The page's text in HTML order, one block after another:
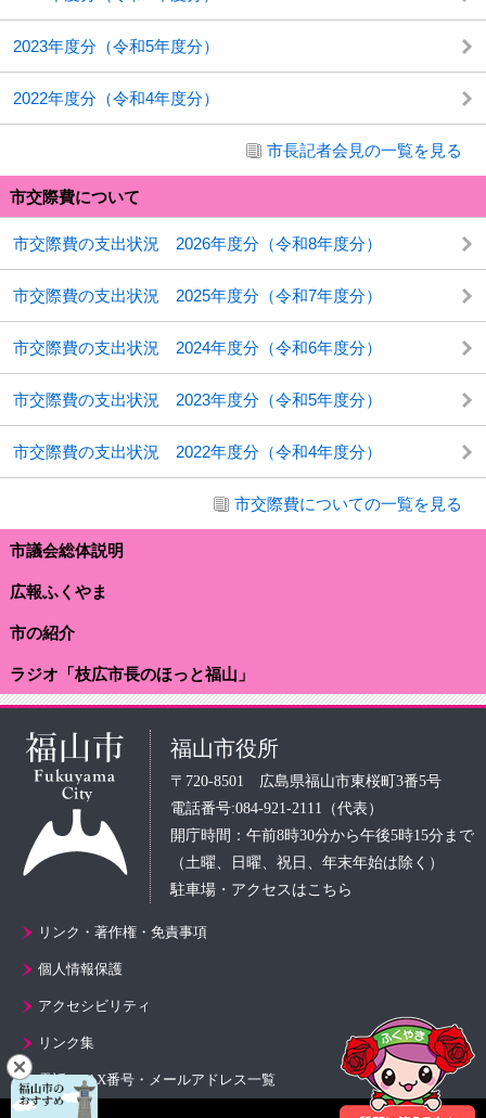
2023年度分（令和5年度分）
2022年度分（令和4年度分）
市長記者会見の一覧を見る
市交際費について
市交際費の支出状況 2026年度分（令和8年度分）
市交際費の支出状況 2025年度分（令和7年度分）
市交際費の支出状況 2024年度分（令和6年度分）
市交際費の支出状況 2023年度分（令和5年度分）
市交際費の支出状況 2022年度分（令和4年度分）
市交際費についての一覧を見る
市議会総体説明
広報ふくやま
市の紹介
ラジオ「枝広市長のほっと福山」
福山市役所
〒720-8501 広島県福山市東桜町3番5号
電話番号:084-921-2111（代表）
開庁時間：午前8時30分から午後5時15分まで
（土曜、日曜、祝日、年末年始は除く）
駐車場・アクセスはこちら
リンク・著作権・免責事項
個人情報保護
アクセシビリティ
リンク集
電話・FAX番号・メールアドレス一覧